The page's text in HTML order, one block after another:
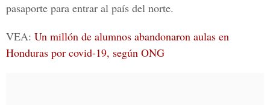
pasaporte para entrar al país del norte.
VEA: Un millón de alumnos abandonaron aulas en
Honduras por covid-19, según ONG